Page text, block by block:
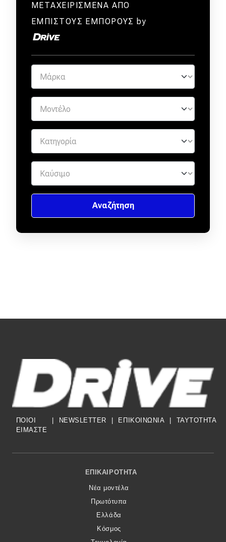
ΜΕΤΑΧΕΙΡΙΣΜΕΝΑ ΑΠΟ
ΕΜΠΙΣΤΟΥΣ ΕΜΠΟΡΟΥΣ by
ΠΟΙΟΙ
ΕΙΜΑΣΤΕ
| NEWSLETTER | ΕΠΙΚΟΙΝΩΝΙΑ | TAYTOTHTA
Footer Menu
ΕΠΙΚΑΙΡΌΤΗΤΑ
Νέα μοντέλα
Πρωτότυπα
Ελλάδα
Κόσμος